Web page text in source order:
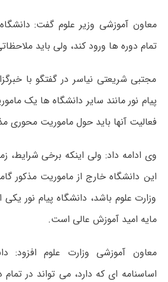
معاون آموزشی وزیر علوم گفت:
تمام دوره ها ورود کند، ولی باید
مجتبی شریعتی نیاسر در گفتگو با
پیام نور مانند سایر دانشگاه ها یک
فعالیت آنها باید حول ماموریت محوری
وی ادامه داد: ولی اینکه برخی شرایط،
این دانشگاه خارج از ماموریت مذکور
وزارت علوم باشد، دانشگاه پیام نور
مایه امید آموزش عالی است.
معاون آموزشی وزارت علوم افزود:
اساسنامه ای که دارد، می تواند در